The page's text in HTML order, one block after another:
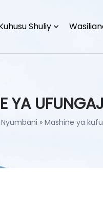
Shuliy
YA
Nyumbani » Mashine ya